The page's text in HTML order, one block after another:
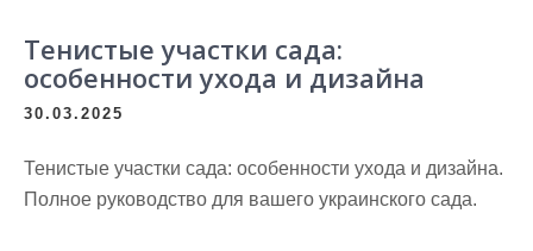
Тенистые участки сада:
особенности ухода и дизайна
30.03.2025
Тенистые участки сада: особенности ухода и дизайна.
Полное руководство для вашего украинского сада.